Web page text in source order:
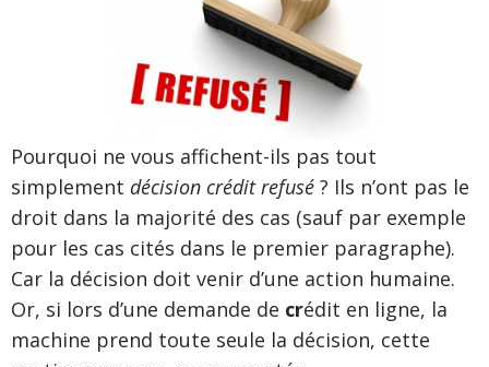
Pourquoi ne vous affichent-ils pas tout
simplement décision crédit refusé ? Ils n’ont pas le
droit dans la majorité des cas (sauf par exemple
pour les cas cités dans le premier paragraphe).
Car la décision doit venir d’une action humaine.
Or, si lors d’une demande de crédit en ligne, la
machine prend toute seule la décision, cette